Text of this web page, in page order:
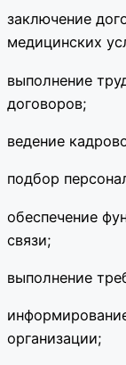
заключение
медицинских
выполнение
договоров;
ведение
подбор
обеспечение
связи;
выполнение
организации;